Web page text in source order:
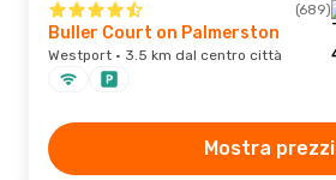
(689)
Buller Court on Palmerston
Westport · 3.5 km dal centro città
Mostra prezzi